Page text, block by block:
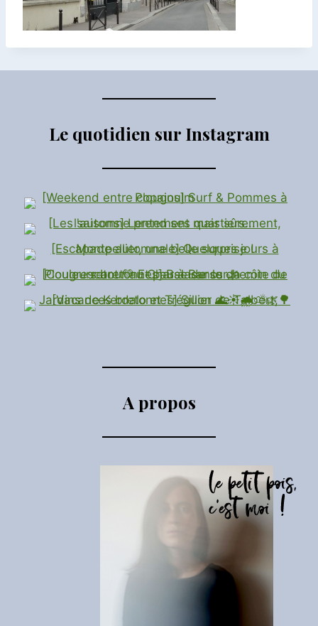
Le quotidien sur Instagram
A propos